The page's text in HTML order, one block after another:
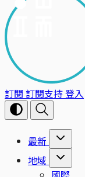
訂閱 訂閱支持登入
最新
地域